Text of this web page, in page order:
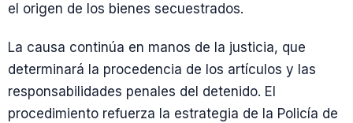
el origen de los bienes secuestrados.
La causa continúa en manos de la justicia, que
determinará la procedencia de los artículos y las
responsabilidades penales del detenido. El
procedimiento refuerza la estrategia de la Policía de